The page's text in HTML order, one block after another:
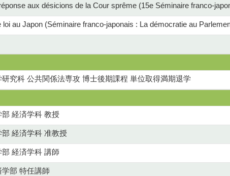
aux désicions de la Cour sprême (15e Séminaire franco-
au Japon (Séminaire franco-japonais : La démocratie au
究科 公共関係法専攻 博士後期課程 単位取得満期退学
経済学科 教授
経済学科 准教授
経済学科 講師
部 特任講師